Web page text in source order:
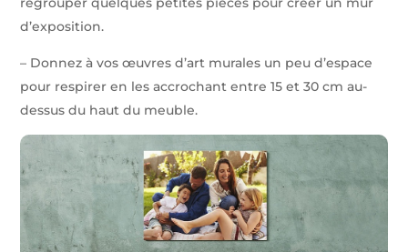
d’exposition.
– Donnez à vos œuvres d’art murales un peu d’espace
pour respirer en les accrochant entre 15 et 30 cm au-
dessus du haut du meuble.